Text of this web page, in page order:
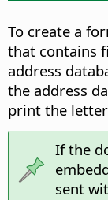
To create a
that contains
address
the address
print the
If the
sent